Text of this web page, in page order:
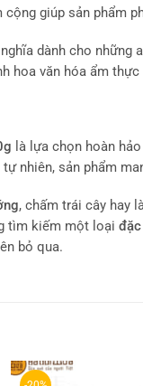
giúp sản phẩm
dành cho những
hoa văn hóa ẩm
là lựa chọn hoàn
nhiên, sản phẩm
, chấm trái cây hay
tìm kiếm một loại
bỏ qua.